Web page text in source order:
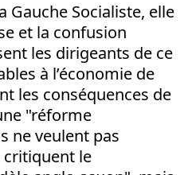
Gauche Socialiste, elle
et la confusion
les dirigeants de ce
à l’économie de
les conséquences de
"réforme
ne veulent pas
critiquent le